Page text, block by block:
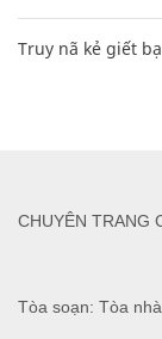
Truy nã kẻ giết
Tòa soạn: Tòa
CHUYÊN TRANG